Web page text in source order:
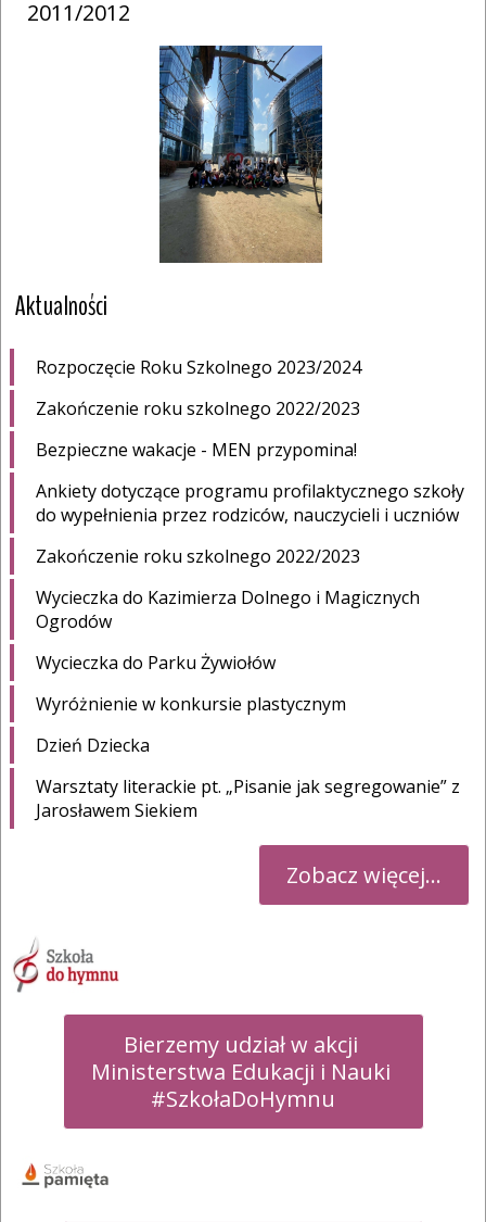
2011/2012
Aktualności
Rozpoczęcie Roku Szkolnego 2023/2024
Zakończenie roku szkolnego 2022/2023
Bezpieczne wakacje - MEN przypomina!
Ankiety dotyczące programu profilaktycznego szkoły
do wypełnienia przez rodziców, nauczycieli i uczniów
Zakończenie roku szkolnego 2022/2023
Wycieczka do Kazimierza Dolnego i Magicznych
Ogrodów
Wycieczka do Parku Żywiołów
Wyróżnienie w konkursie plastycznym
Dzień Dziecka
Warsztaty literackie pt. „Pisanie jak segregowanie” z
Jarosławem Siekiem
Zobacz więcej...
Bierzemy udział w akcji
Ministerstwa Edukacji i Nauki
#SzkołaDoHymnu